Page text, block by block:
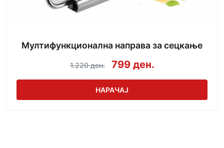
Мултифункционална направа за сецкање
1.220 ден. 799 ден.
НАРАЧАЈ